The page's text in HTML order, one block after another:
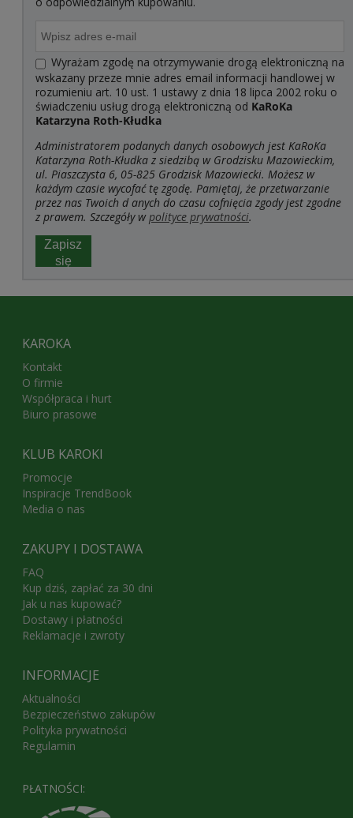
Wyrażam zgodę na otrzymywanie drogą elektroniczną na
wskazany przeze mnie adres email informacji handlowej w
rozumieniu art. 10 ust. 1 ustawy z dnia 18 lipca 2002 roku o
świadczeniu usług drogą elektroniczną od KaRoKa
Katarzyna Roth-Kłudka
Administratorem podanych danych osobowych jest KaRoKa
Katarzyna Roth-Kłudka z siedzibą w Grodzisku Mazowieckim,
ul. Piaszczysta 6, 05-825 Grodzisk Mazowiecki. Możesz w
każdym czasie wycofać tę zgodę. Pamiętaj, że przetwarzanie
przez nas Twoich d anych do czasu cofnięcia zgody jest zgodne
z prawem. Szczegóły w polityce prywatności.
Zapisz
się
KAROKA
Kontakt
O firmie
Współpraca i hurt
Biuro prasowe
KLUB KAROKI
Promocje
Inspiracje TrendBook
Media o nas
ZAKUPY I DOSTAWA
FAQ
Kup dziś, zapłać za 30 dni
Jak u nas kupować?
Dostawy i płatności
Reklamacje i zwroty
INFORMACJE
Aktualności
Bezpieczeństwo zakupów
Polityka prywatności
Regulamin
PŁATNOŚCI: